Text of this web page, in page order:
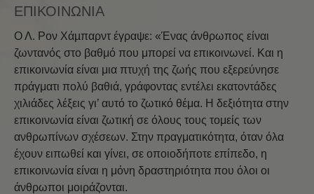
ΕΠΙΚΟΙΝΩΝΙΑ
Ο Λ. Ρον Χάµπαρντ έγραψε: «Ένας άνθρωπος είναι
ζωντανός στο βαθμό που μπορεί να επικοινωνεί. Και η
επικοινωνία είναι μια πτυχή της ζωής που εξερεύνησε
πράγματι πολύ βαθιά, γράφοντας εντέλει εκατοντάδες
χιλιάδες λέξεις γι’ αυτό το ζωτικό θέμα. Η δεξιότητα στην
επικοινωνία είναι ζωτική σε όλους τους τομείς των
ανθρωπίνων σχέσεων. Στην πραγματικότητα, όταν όλα
έχουν ειπωθεί και γίνει, σε οποιοδήποτε επίπεδο, η
επικοινωνία είναι η μόνη δραστηριότητα που όλοι οι
άνθρωποι μοιράζονται.